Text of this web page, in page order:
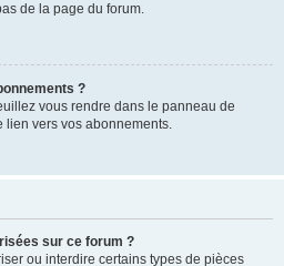
de la page du forum.
?
vous rendre dans le panneau de
lien vers vos abonnements.
sur ce forum ?
ou interdire certains types de pièces